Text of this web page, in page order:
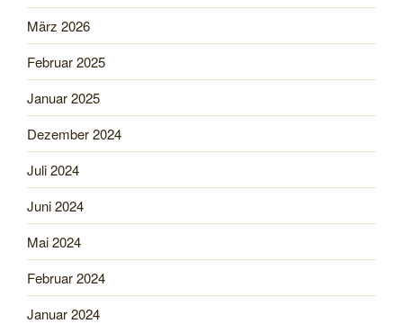
März 2026
Februar 2025
Januar 2025
Dezember 2024
Juli 2024
Juni 2024
Mai 2024
Februar 2024
Januar 2024